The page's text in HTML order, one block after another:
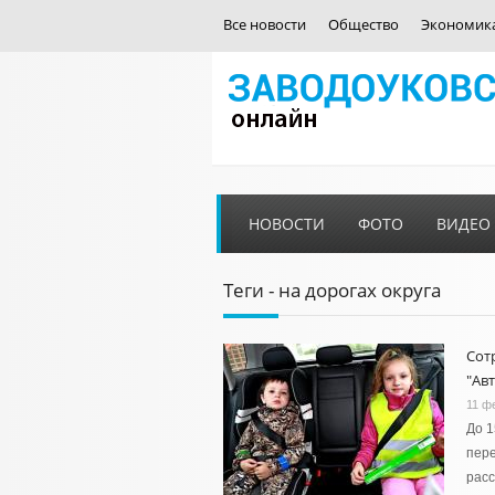
Все новости Общество
НОВОСТИ ФОТО ВИДЕО
Теги - на дорогах округа
11
До